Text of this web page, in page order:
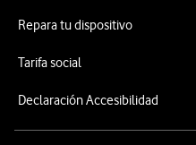
Repara tu dispositivo
Tarifa social
Declaración Accesibilidad